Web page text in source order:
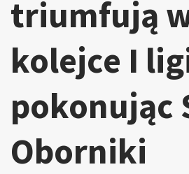
triumfują
kolejce I
pokonując
Oborniki